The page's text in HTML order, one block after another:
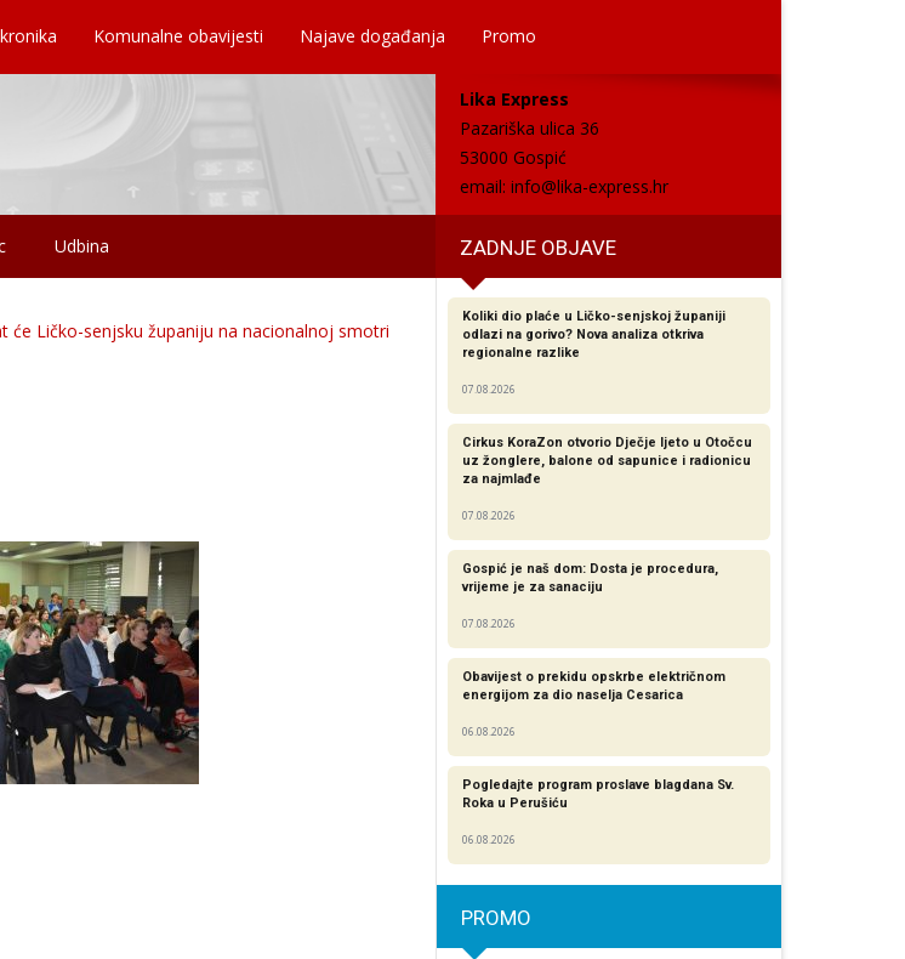
Komunalne obavijesti Najave događanja Promo
Lika Express
Pazariška ulica 36
53000 Gospić
email: info@lika-express.hr
Udbina ZADNJE OBJAVE
će Ličko-senjsku županiju na nacionalnoj smotri
Koliki dio plaće u Ličko-senjskoj županiji
odlazi na gorivo? Nova analiza otkriva
regionalne razlike​
07.08.2026
Cirkus KoraZon otvorio Dječje ljeto u Otočcu
uz žonglere, balone od sapunice i radionicu
za najmlađe
07.08.2026
Gospić je naš dom: Dosta je procedura,
vrijeme je za sanaciju
07.08.2026
Obavijest o prekidu opskrbe električnom
energijom za dio naselja Cesarica
06.08.2026
Pogledajte program proslave blagdana Sv.
Roka u Perušiću
06.08.2026
PROMO